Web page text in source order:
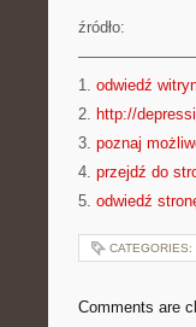
źródło:
1. odwiedź
2. http://
3. poznaj
4. przejdź do
5. odwiedź
CATEGORIES:
Comments are